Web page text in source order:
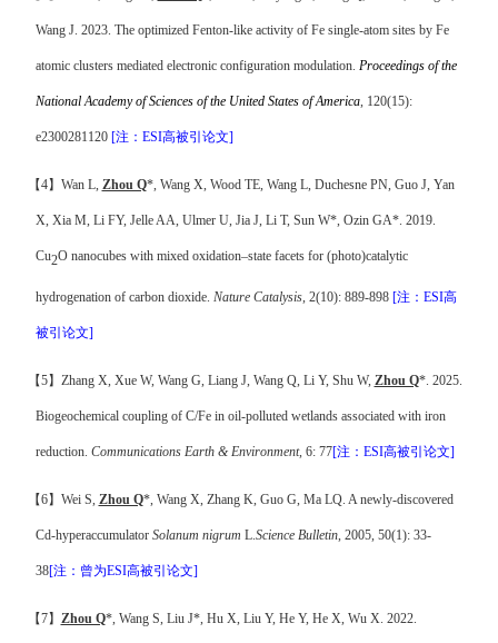
Wang J. 2023. The optimized Fenton-like activity of Fe single-atom sites by Fe
atomic clusters mediated electronic configuration modulation. Proceedings of the
National Academy of Sciences of the United States of America, 120(15):
e2300281120 [注 ： ESI高被引论文]
【4】 Wan L, Zhou Q*, Wang X, Wood TE, Wang L, Duchesne PN, Guo J, Yan
X, Xia M, Li FY, Jelle AA, Ulmer U, Jia J, Li T, Sun W*, Ozin GA*. 2019.
Cu2O nanocubes with mixed oxidation–state facets for (photo)catalytic
hydrogenation of carbon dioxide. Nature Catalysis, 2(10): 889-898 [注 ： ESI高
被引论文]
【5】 Zhang X, Xue W, Wang G, Liang J, Wang Q, Li Y, Shu W, Zhou Q*. 2025.
Biogeochemical coupling of C/Fe in oil-polluted wetlands associated with iron
reduction. Communications Earth & Environment, 6: 77[注 ： ESI高被引论文]
【6】 Wei S, Zhou Q*, Wang X, Zhang K, Guo G, Ma LQ. A newly-discovered
Cd-hyperaccumulator Solanum nigrum L.Science Bulletin, 2005, 50(1): 33-
38[注 ：曾为ESI高被引论文]
【7】 Zhou Q*, Wang S, Liu J*, Hu X, Liu Y, He Y, He X, Wu X. 2022.